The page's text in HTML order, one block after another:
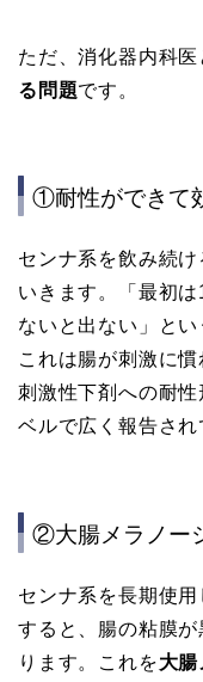
ただ、消化器内科
る問題です。
①耐性ができて
センナ系を飲み続
いきます。「最初
ないと出ない」とい
これは腸が刺激に
刺激性下剤への耐
ベルで広く報告され
②大腸メラノー
センナ系を長期使
すると、腸の粘膜
ります。これを大腸